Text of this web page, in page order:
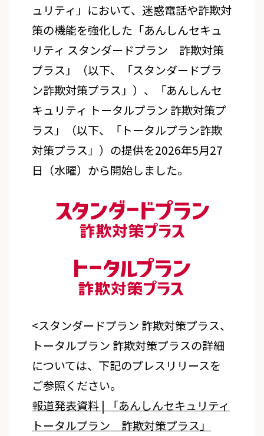
ュリティ」において、迷惑電話や詐欺対
策の機能を強化した「あんしんセキュ
リティ スタンダードプラン 詐欺対策
プラス」（以下、「スタンダードプラ
ン詐欺対策プラス」）、「あんしんセ
キュリティ トータルプラン 詐欺対策プ
ラス」（以下、「トータルプラン詐欺
対策プラス」）の提供を2026年5月27
日（水曜）から開始しました。
<スタンダードプラン 詐欺対策プラス、
トータルプラン 詐欺対策プラスの詳細
については、下記のプレスリリースを
ご参照ください。
報道発表資料 | 「あんしんセキュリティ
トータルプラン 詐欺対策プラス」